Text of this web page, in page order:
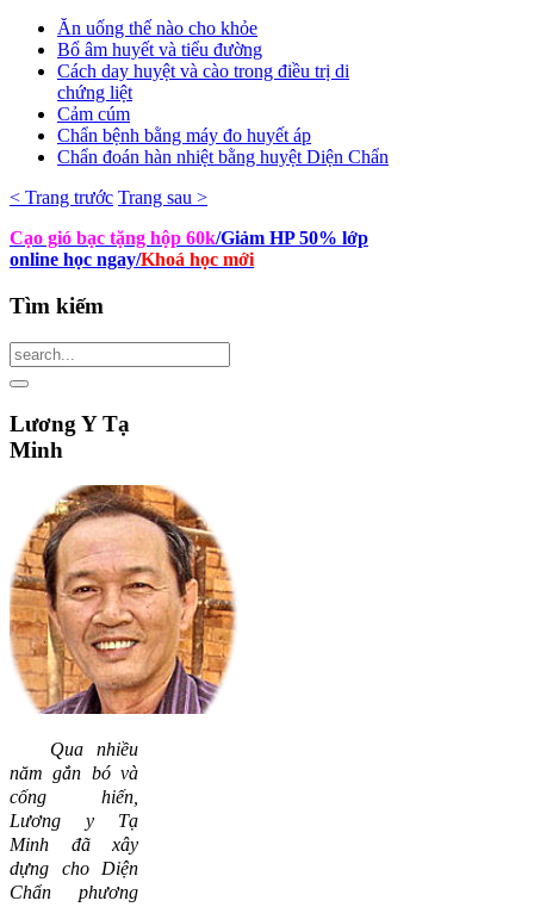
Ăn uống thế nào cho khỏe
Bổ âm huyết và tiểu đường
Cách day huyệt và cào trong điều trị di
chứng liệt
Cảm cúm
Chẩn bệnh bằng máy đo huyết áp
Chẩn đoán hàn nhiệt bằng huyệt Diện Chẩn
< Trang trước Trang sau >
Cạo gió bạc tặng hộp 60k/Giảm HP 50% lớp
online học ngay/Khoá học mới
Tìm kiếm
Lương Y Tạ
Minh
Qua nhiều
năm gắn bó và
cống hiến,
Lương y Tạ
Minh đã xây
dựng cho Diện
Chẩn phương